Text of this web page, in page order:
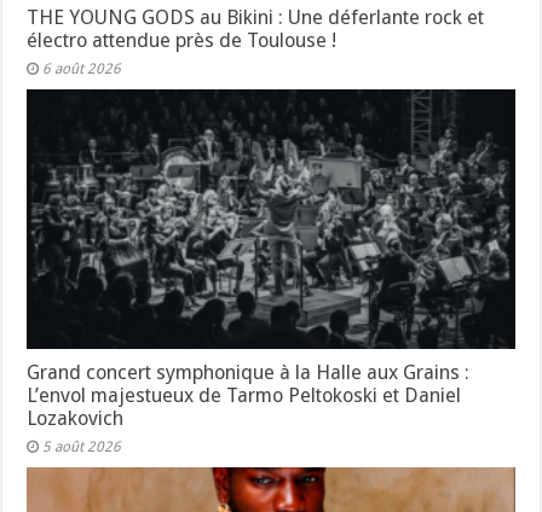
THE YOUNG GODS au Bikini : Une déferlante rock et
électro attendue près de Toulouse !
6 août 2026
Grand concert symphonique à la Halle aux Grains :
L’envol majestueux de Tarmo Peltokoski et Daniel
Lozakovich
5 août 2026